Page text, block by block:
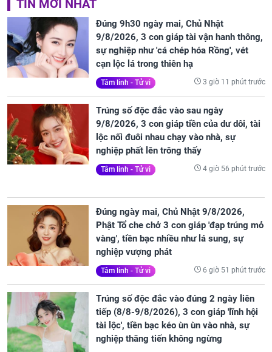
TIN MỚI NHẤT
Đúng 9h30 ngày mai, Chủ Nhật
9/8/2026, 3 con giáp tài vận hanh thông,
sự nghiệp như 'cá chép hóa Rồng', vét
cạn lộc lá trong thiên hạ
Tâm linh - Tử vi 3 giờ 11 phút trước
Trúng số độc đắc vào sau ngày
9/8/2026, 3 con giáp tiền của dư dôi, tài
lộc nối đuôi nhau chạy vào nhà, sự
nghiệp phất lên trông thấy
Tâm linh - Tử vi 4 giờ 56 phút trước
Đúng ngày mai, Chủ Nhật 9/8/2026,
Phật Tổ che chở 3 con giáp 'đạp trúng mỏ
vàng', tiền bạc nhiều như lá sung, sự
nghiệp vượng phát
Tâm linh - Tử vi 6 giờ 51 phút trước
Trúng số độc đắc vào đúng 2 ngày liên
tiếp (8/8-9/8/2026), 3 con giáp 'lĩnh hội
tài lộc', tiền bạc kéo ùn ùn vào nhà, sự
nghiệp thăng tiến không ngừng